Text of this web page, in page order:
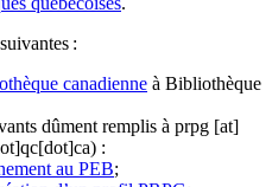
:
canadienne à Bibliothèque
dûment remplis à prpg [at]
:
au PEB;